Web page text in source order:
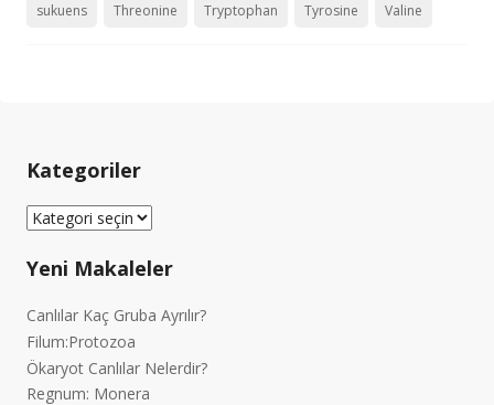
sukuens Threonine Tryptophan Tyrosine Valine
Kategoriler
Kategoriler
Yeni Makaleler
Canlılar Kaç Gruba Ayrılır?
Filum:Protozoa
Ökaryot Canlılar Nelerdir?
Regnum: Monera